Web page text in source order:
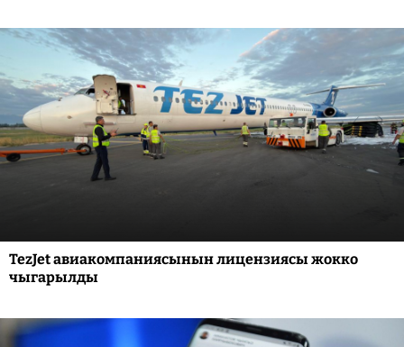
TezJet авиакомпаниясынын лицензиясы жокко
чыгарылды